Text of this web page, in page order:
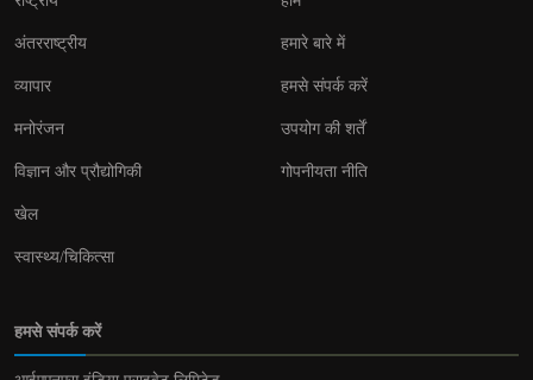
अंतरराष्ट्रीय
व्यापार
मनोरंजन
विज्ञान और प्रौद्योगिकी
खेल
स्वास्थ्य/चिकित्सा
हमारे बारे में
हमसे संपर्क करें
उपयोग की शर्तें
गोपनीयता नीति
हमसे संपर्क करें